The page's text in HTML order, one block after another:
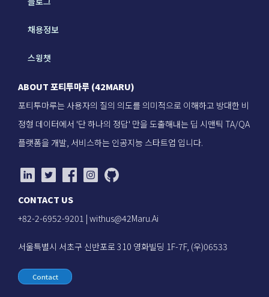
채용정보
스윙챗
ABOUT 포티투마루 (42MARU)
포티투마루는 사용자의 질의 의도를 의미적으로 이해하고 방대한 비
정형 데이터에서 '단 하나의 정답' 만을 도출해내는 딥 시맨틱 TA/QA
플랫폼을 개발, 서비스하는 인공지능 스타트업 입니다.
CONTACT US
+82-2-6952-9201 | withus@42Maru.Ai
서울특별시 서초구 신반포로 310 영화빌딩 1F-7F, (우)06533
Contact